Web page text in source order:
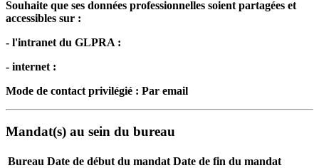
Souhaite que ses données professionnelles soient partagées et
accessibles sur :
- l'intranet du GLPRA :
- internet :
Mode de contact privilégié : Par email
Mandat(s) au sein du bureau
Bureau Date de début du mandat Date de fin du mandat